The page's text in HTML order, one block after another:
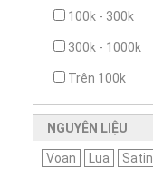
100k - 300k
300k - 1000k
Trên 100k
NGUYÊN LIỆU
Voan Lụa Satin